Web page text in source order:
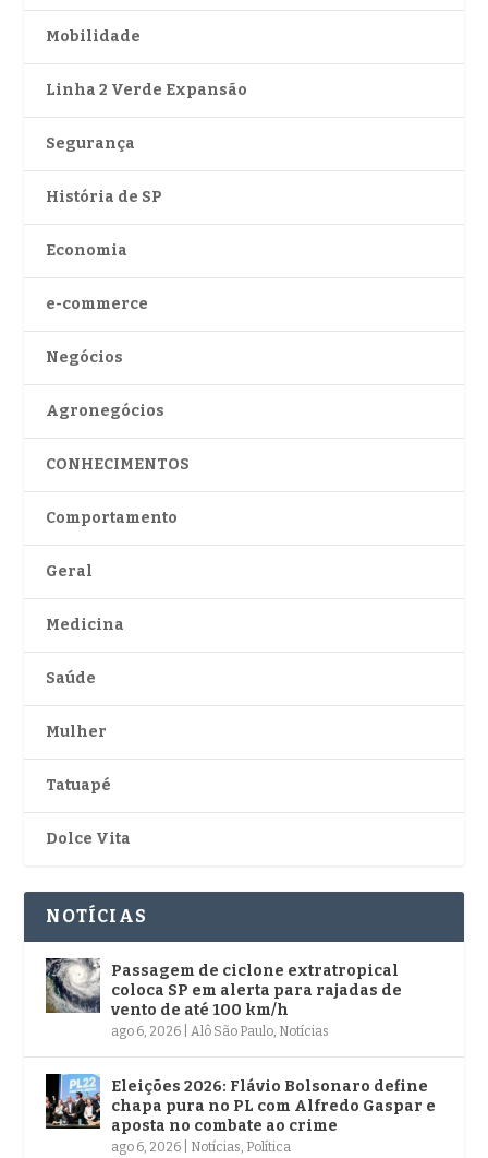
Mobilidade
Linha 2 Verde Expansão
Segurança
História de SP
Economia
e-commerce
Negócios
Agronegócios
CONHECIMENTOS
Comportamento
Geral
Medicina
Saúde
Mulher
Tatuapé
Dolce Vita
NOTÍCIAS
Passagem de ciclone extratropical
coloca SP em alerta para rajadas de
vento de até 100 km/h
ago 6, 2026 Alô São Paulo Notícias
Eleições 2026: Flávio Bolsonaro define
chapa pura no PL com Alfredo Gaspar e
aposta no combate ao crime
ago 6, 2026 Notícias Política